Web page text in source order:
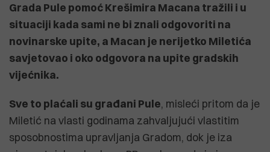
Grada Pule pomoć Krešimira Macana tražili i u
situaciji kada sami ne bi znali odgovoriti na
novinarske upite, a Macan je nerijetko Miletića
savjetovao i oko odgovora na upite gradskih
vijećnika.
Sve to plaćali su građani Pule, misleći pritom da je
Miletić na vlasti godinama zahvaljujući vlastitim
sposobnostima upravljanja Gradom, dok je iza